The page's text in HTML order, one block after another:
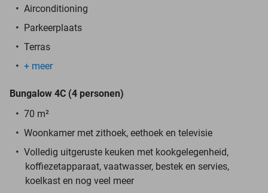
Airconditioning
Parkeerplaats
Terras
+ meer
Bungalow 4C (4 personen)
70 m²
Woonkamer met zithoek, eethoek en televisie
Volledig uitgeruste keuken met kookgelegenheid,
koffiezetapparaat, vaatwasser, bestek en servies,
koelkast en nog veel meer